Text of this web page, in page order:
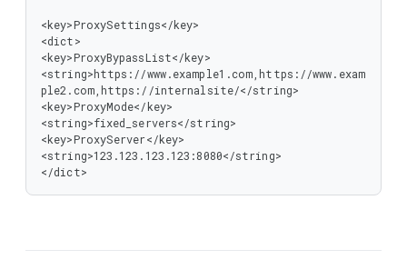
<key>ProxySettings</key>
<dict>
<key>ProxyBypassList</key>
<string>https://www.example1.com,https://www.exam
ple2.com,https://internalsite/</string>
<key>ProxyMode</key>
<string>fixed_servers</string>
<key>ProxyServer</key>
<string>123.123.123.123:8080</string>
</dict>